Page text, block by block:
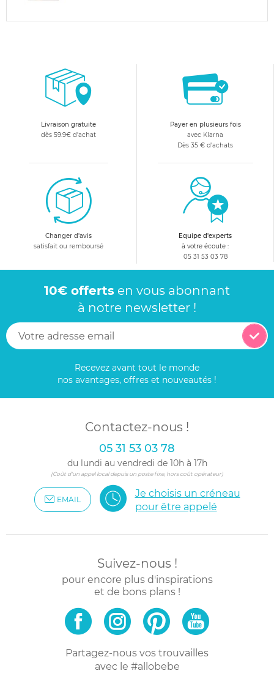
Livraison gratuite
dès 59.9€ d'achat
Payer en plusieurs fois
avec Klarna
Dès 35 € d'achats
Changer d'avis
satisfait ou remboursé
Equipe d'experts
à votre écoute :
05 31 53 03 78
10€ offerts en vous abonnant
à notre newsletter !
Recevez avant tout le monde
nos avantages, offres et nouveautés !
Contactez-nous !
05 31 53 03 78
du lundi au vendredi de 10h à 17h
(Coût d'un appel local depuis un poste fixe, hors coût opérateur)
EMAIL
Je choisis un créneau
pour être appelé
Suivez-nous !
pour encore plus d'inspirations
et de bons plans !
Partagez-nous vos trouvailles
avec le #allobebe